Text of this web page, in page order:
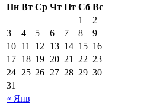
Пн Вт Ср Чт Пт Сб Вс
« Янв
1
2
3
4 5 6 7 8
9
10 11 12 13 14 15 16
17 18 19 20 21 22 23
24 25 26 27 28 29 30
31